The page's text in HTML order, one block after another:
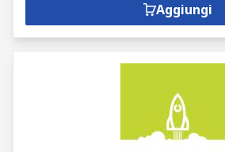
Aggiungi